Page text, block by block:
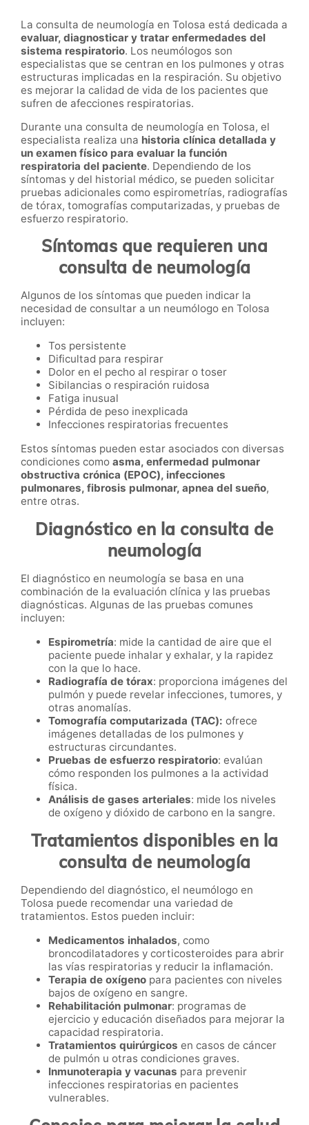
La consulta de neumología en Tolosa está dedicada a
evaluar, diagnosticar y tratar enfermedades del
sistema respiratorio. Los neumólogos son
especialistas que se centran en los pulmones y otras
estructuras implicadas en la respiración. Su objetivo
es mejorar la calidad de vida de los pacientes que
sufren de afecciones respiratorias.
Durante una consulta de neumología en Tolosa, el
especialista realiza una historia clínica detallada y
un examen físico para evaluar la función
respiratoria del paciente. Dependiendo de los
síntomas y del historial médico, se pueden solicitar
pruebas adicionales como espirometrías, radiografías
de tórax, tomografías computarizadas, y pruebas de
esfuerzo respiratorio.
Síntomas que requieren una
consulta de neumología
Algunos de los síntomas que pueden indicar la
necesidad de consultar a un neumólogo en Tolosa
incluyen:
Tos persistente
Dificultad para respirar
Dolor en el pecho al respirar o toser
Sibilancias o respiración ruidosa
Fatiga inusual
Pérdida de peso inexplicada
Infecciones respiratorias frecuentes
Estos síntomas pueden estar asociados con diversas
condiciones como asma, enfermedad pulmonar
obstructiva crónica (EPOC), infecciones
pulmonares, fibrosis pulmonar, apnea del sueño,
entre otras.
Diagnóstico en la consulta de
neumología
El diagnóstico en neumología se basa en una
combinación de la evaluación clínica y las pruebas
diagnósticas. Algunas de las pruebas comunes
incluyen:
Espirometría: mide la cantidad de aire que el
paciente puede inhalar y exhalar, y la rapidez
con la que lo hace.
Radiografía de tórax: proporciona imágenes del
pulmón y puede revelar infecciones, tumores, y
otras anomalías.
Tomografía computarizada (TAC): ofrece
imágenes detalladas de los pulmones y
estructuras circundantes.
Pruebas de esfuerzo respiratorio: evalúan
cómo responden los pulmones a la actividad
física.
Análisis de gases arteriales: mide los niveles
de oxígeno y dióxido de carbono en la sangre.
Tratamientos disponibles en la
consulta de neumología
Dependiendo del diagnóstico, el neumólogo en
Tolosa puede recomendar una variedad de
tratamientos. Estos pueden incluir:
Medicamentos inhalados, como
broncodilatadores y corticosteroides para abrir
las vías respiratorias y reducir la inflamación.
Terapia de oxígeno para pacientes con niveles
bajos de oxígeno en sangre.
Rehabilitación pulmonar: programas de
ejercicio y educación diseñados para mejorar la
capacidad respiratoria.
Tratamientos quirúrgicos en casos de cáncer
de pulmón u otras condiciones graves.
Inmunoterapia y vacunas para prevenir
infecciones respiratorias en pacientes
vulnerables.